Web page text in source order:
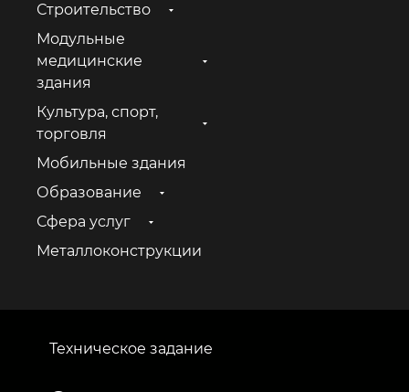
Строительство
Модульные
медицинские
здания
Культура, спорт,
торговля
Мобильные здания
Образование
Сфера услуг
Металлоконструкции
Техническое задание